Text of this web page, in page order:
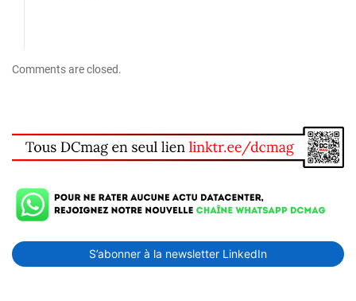
Comments are closed.
S’abonner à la newsletter LinkedIn